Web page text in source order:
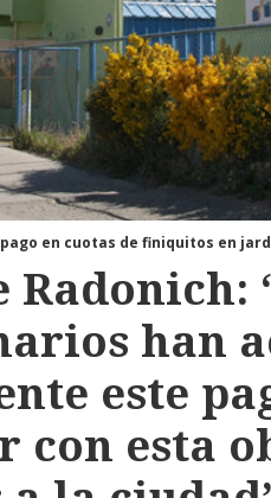
en cuotas de finiquitos en
Radonich:
han
este
con esta